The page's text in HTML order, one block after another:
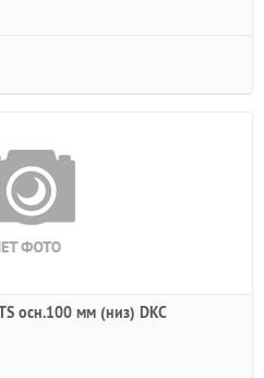
осн.100 мм (низ) DKC